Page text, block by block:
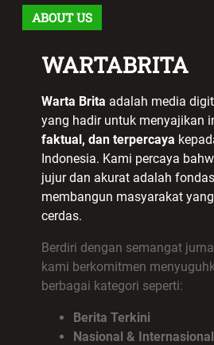
ABOUT US
WARTABRITA
Warta Brita adalah media
yang hadir untuk menyajikan
faktual, dan terpercaya
Indonesia. Kami percaya
jujur dan akurat adalah
membangun masyarakat
cerdas.
Berdiri dengan semangat
kami berkomitmen
berbagai kategori seperti:
Berita Terkini
Nasional & Internasional